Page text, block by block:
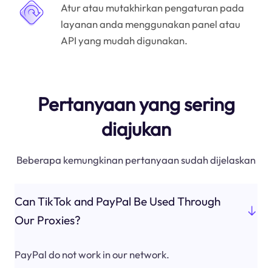
Atur atau mutakhirkan pengaturan pada
layanan anda menggunakan panel atau
API yang mudah digunakan.
Pertanyaan yang sering
diajukan
Beberapa kemungkinan pertanyaan sudah dijelaskan
Can TikTok and PayPal Be Used Through
Our Proxies?
PayPal do not work in our network.